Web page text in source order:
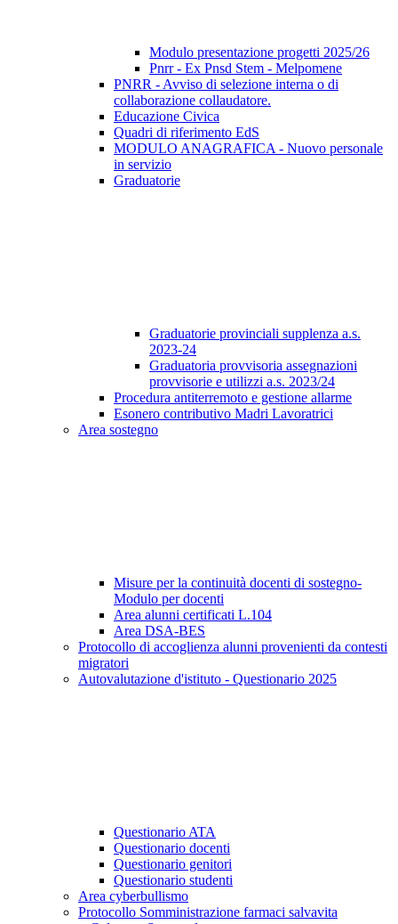
Modulo presentazione progetti 2025/26
Pnrr - Ex Pnsd Stem - Melpomene
PNRR - Avviso di selezione interna o di
collaborazione collaudatore.
Educazione Civica
Quadri di riferimento EdS
MODULO ANAGRAFICA - Nuovo personale
in servizio
Graduatorie
Graduatorie provinciali supplenza a.s.
2023-24
Graduatoria provvisoria assegnazioni
provvisorie e utilizzi a.s. 2023/24
Procedura antiterremoto e gestione allarme
Esonero contributivo Madri Lavoratrici
Area sostegno
Misure per la continuità docenti di sostegno-
Modulo per docenti
Area alunni certificati L.104
Area DSA-BES
Protocollo di accoglienza alunni provenienti da contesti
migratori
Autovalutazione d'istituto - Questionario 2025
Questionario ATA
Questionario docenti
Questionario genitori
Questionario studenti
Area cyberbullismo
Protocollo Somministrazione farmaci salvavita